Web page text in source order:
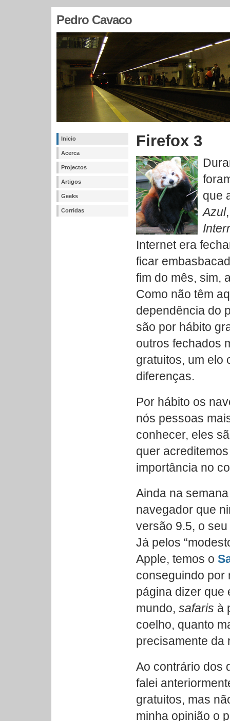
Pedro Cavaco
Inicio
Acerca
Projectos
Artigos
Geeks
Corridas
Firefox 3
que
Azul
Internet era
ficar
fim do mês, sim,
Como não têm
dependência do
são por hábito
outros fechados
gratuitos, um elo
diferenças.
Por hábito os
nós pessoas
conhecer, eles
quer
importância no
Ainda na
navegador que
versão 9.5, o
Já pelos
Apple, temos o
conseguindo por
página dizer que
mundo, safaris à
coelho, quanto
precisamente da
Ao contrário dos
falei
gratuitos, mas
minha opinião o